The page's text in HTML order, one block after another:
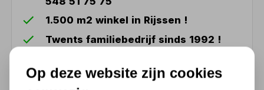
1.500 m2 winkel in Rijssen !
Twents familiebedrijf sinds 1992 !
Op deze website zijn cookies